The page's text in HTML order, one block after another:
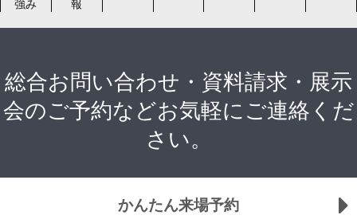
強み
報
総合お問い合わせ・資料請求・展示
会のご予約などお気軽にご連絡くだ
さい。
かんたん来場予約